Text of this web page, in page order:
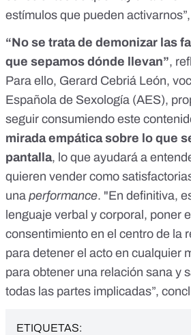
estímulos que pueden
“No se trata de demonizar las
que sepamos dónde llevan”,
Para ello, Gerard Cebriá León,
Española de Sexología (AES),
seguir consumiendo este
mirada empática sobre lo que
pantalla, lo que ayudará a
quieren vender como
una performance. "En definitiva,
lenguaje verbal y corporal, poner
consentimiento en el centro de la
para detener el acto en cualquier
para obtener una relación sana y
todas las partes implicadas”,
ETIQUETAS: